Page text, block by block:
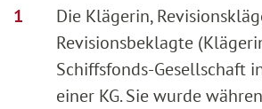
Die Klägerin,
Revisionsbeklagte
Schiffsfonds-Gesellschaft
einer KG. Sie wurde